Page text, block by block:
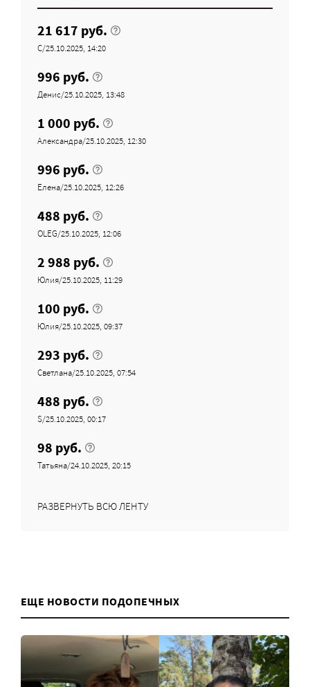
21 617 руб.
C/25.10.2025, 14:20
996 руб.
Денис/25.10.2025, 13:48
1 000 руб.
Александра/25.10.2025, 12:30
996 руб.
Елена/25.10.2025, 12:26
488 руб.
OLEG/25.10.2025, 12:06
2 988 руб.
Юлия/25.10.2025, 11:29
100 руб.
Юлия/25.10.2025, 09:37
293 руб.
Светлана/25.10.2025, 07:54
488 руб.
S/25.10.2025, 00:17
98 руб.
Татьяна/24.10.2025, 20:15
РАЗВЕРНУТЬ ВСЮ ЛЕНТУ
ЕЩЕ НОВОСТИ ПОДОПЕЧНЫХ